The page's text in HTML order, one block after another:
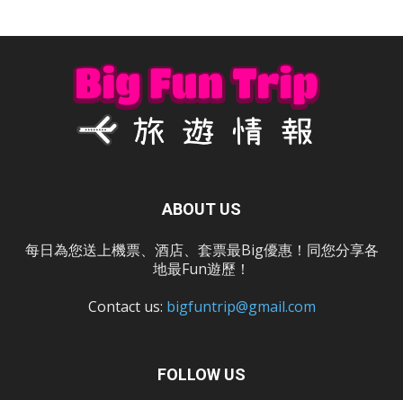
ABOUT US
每日為您送上機票、酒店、套票最Big優惠！同您分享各
地最Fun遊歷！
Contact us: bigfuntrip@gmail.com
FOLLOW US